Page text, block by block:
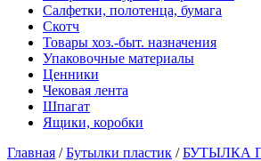
Салфетки, полотенца, бумага
Скотч
Товары хоз.-быт. назначения
Упаковочные материалы
Ценники
Чековая лента
Шпагат
Ящики, коробки
Главная /Бутылки пластик /БУТЫЛКА